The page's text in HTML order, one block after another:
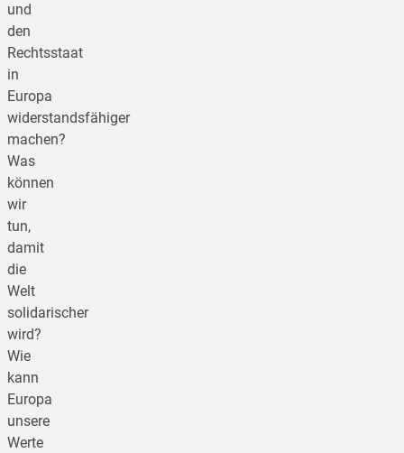
und
den
Rechtsstaat
in
Europa
widerstandsfähiger
machen?
Was
können
wir
tun,
damit
die
Welt
solidarischer
wird?
Wie
kann
Europa
unsere
Werte